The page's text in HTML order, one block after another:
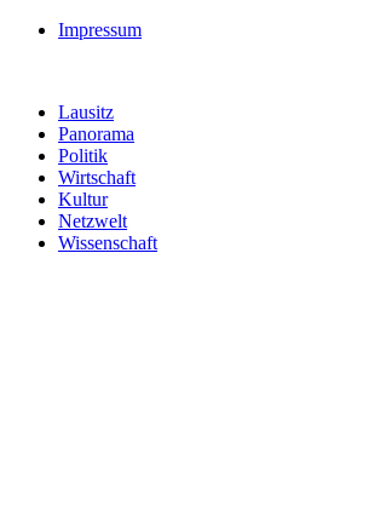
Impressum
Lausitz
Panorama
Politik
Wirtschaft
Kultur
Netzwelt
Wissenschaft